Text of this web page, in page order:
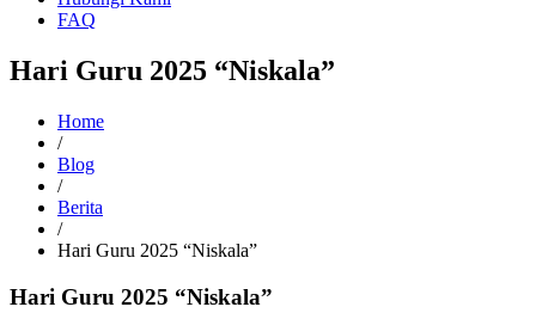
FAQ
Hari Guru 2025 “Niskala”
Home
/
Blog
/
Berita
/
Hari Guru 2025 “Niskala”
Hari Guru 2025 “Niskala”